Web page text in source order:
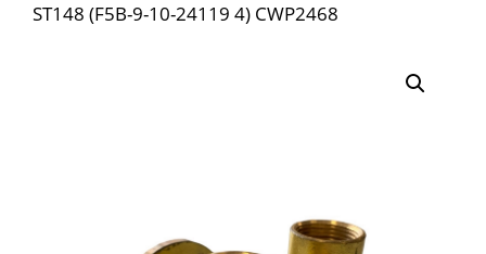
ST148 (F5B-9-10-24119 4) CWP2468